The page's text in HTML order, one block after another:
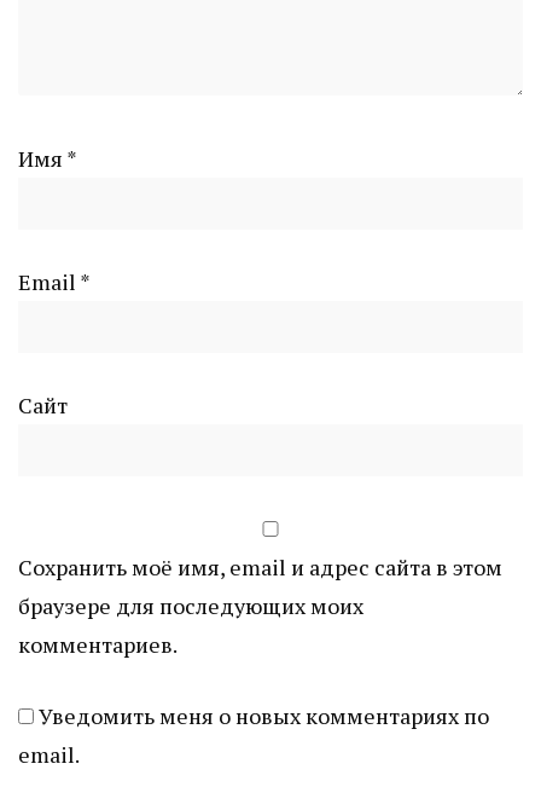
Имя *
Email *
Сайт
Сохранить моё имя, email и адрес сайта в этом
браузере для последующих моих
комментариев.
Уведомить меня о новых комментариях по
email.